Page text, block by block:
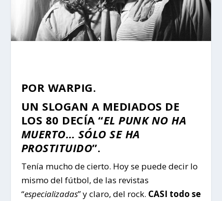
POR WARPIG.
UN SLOGAN A MEDIADOS DE
LOS 80 DECÍA “EL PUNK NO HA
MUERTO… SÓLO SE HA
PROSTITUIDO”.
Tenía mucho de cierto. Hoy se puede decir lo
mismo del fútbol, de las revistas
“especializadas” y claro, del rock. CASI todo se